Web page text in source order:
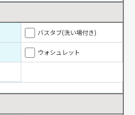
バスタブ(洗い場付き)
ウォシュレット